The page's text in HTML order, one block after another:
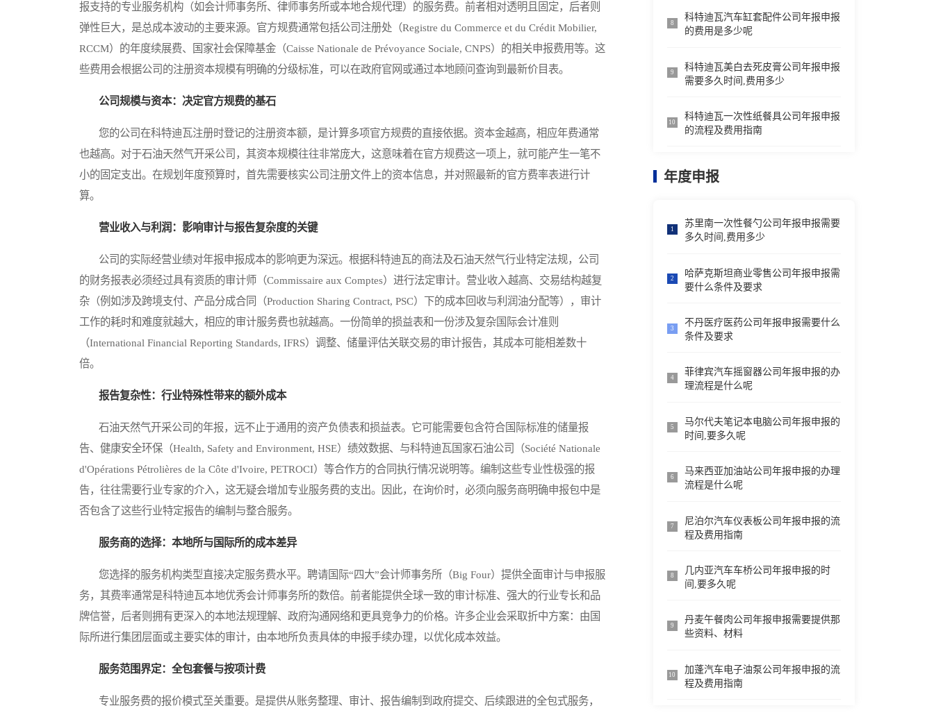
报支持的专业服务机构（如会计师事务所、律师事务所或本地合规代理）的服务费。前者相对透明且固定，后者则
弹性巨大，是总成本波动的主要来源。官方规费通常包括公司注册处（Registre du Commerce et du Crédit Mobilier,
RCCM）的年度续展费、国家社会保障基金（Caisse Nationale de Prévoyance Sociale, CNPS）的相关申报费用等。这
些费用会根据公司的注册资本规模有明确的分级标准，可以在政府官网或通过本地顾问查询到最新价目表。
公司规模与资本：决定官方规费的基石
您的公司在科特迪瓦注册时登记的注册资本额，是计算多项官方规费的直接依据。资本金越高，相应年费通常
也越高。对于石油天然气开采公司，其资本规模往往非常庞大，这意味着在官方规费这一项上，就可能产生一笔不
小的固定支出。在规划年度预算时，首先需要核实公司注册文件上的资本信息，并对照最新的官方费率表进行计
算。
营业收入与利润：影响审计与报告复杂度的关键
公司的实际经营业绩对年报申报成本的影响更为深远。根据科特迪瓦的商法及石油天然气行业特定法规，公司
的财务报表必须经过具有资质的审计师（Commissaire aux Comptes）进行法定审计。营业收入越高、交易结构越复
杂（例如涉及跨境支付、产品分成合同（Production Sharing Contract, PSC）下的成本回收与利润油分配等），审计
工作的耗时和难度就越大，相应的审计服务费也就越高。一份简单的损益表和一份涉及复杂国际会计准则
（International Financial Reporting Standards, IFRS）调整、储量评估关联交易的审计报告，其成本可能相差数十
倍。
报告复杂性：行业特殊性带来的额外成本
石油天然气开采公司的年报，远不止于通用的资产负债表和损益表。它可能需要包含符合国际标准的储量报
告、健康安全环保（Health, Safety and Environment, HSE）绩效数据、与科特迪瓦国家石油公司（Société Nationale
d'Opérations Pétrolières de la Côte d'Ivoire, PETROCI）等合作方的合同执行情况说明等。编制这些专业性极强的报
告，往往需要行业专家的介入，这无疑会增加专业服务费的支出。因此，在询价时，必须向服务商明确申报包中是
否包含了这些行业特定报告的编制与整合服务。
服务商的选择：本地所与国际所的成本差异
您选择的服务机构类型直接决定服务费水平。聘请国际“四大”会计师事务所（Big Four）提供全面审计与申报服
务，其费率通常是科特迪瓦本地优秀会计师事务所的数倍。前者能提供全球一致的审计标准、强大的行业专长和品
牌信誉，后者则拥有更深入的本地法规理解、政府沟通网络和更具竞争力的价格。许多企业会采取折中方案：由国
际所进行集团层面或主要实体的审计，由本地所负责具体的申报手续办理，以优化成本效益。
服务范围界定：全包套餐与按项计费
专业服务费的报价模式至关重要。是提供从账务整理、审计、报告编制到政府提交、后续跟进的全包式服务，
8
科特迪瓦汽车缸套配件公司年报申报
的费用是多少呢
9
科特迪瓦美白去死皮膏公司年报申报
需要多久时间,费用多少
10
科特迪瓦一次性纸餐具公司年报申报
的流程及费用指南
年度申报
1
苏里南一次性餐勺公司年报申报需要
多久时间,费用多少
2
哈萨克斯坦商业零售公司年报申报需
要什么条件及要求
3
不丹医疗医药公司年报申报需要什么
条件及要求
4
菲律宾汽车摇窗器公司年报申报的办
理流程是什么呢
5
马尔代夫笔记本电脑公司年报申报的
时间,要多久呢
6
马来西亚加油站公司年报申报的办理
流程是什么呢
7
尼泊尔汽车仪表板公司年报申报的流
程及费用指南
8
几内亚汽车车桥公司年报申报的时
间,要多久呢
9
丹麦午餐肉公司年报申报需要提供那
些资料、材料
10
加蓬汽车电子油泵公司年报申报的流
程及费用指南